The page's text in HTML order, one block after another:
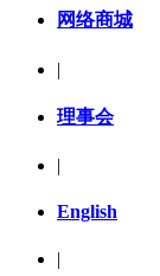
网络商城
|
理事会
|
English
|